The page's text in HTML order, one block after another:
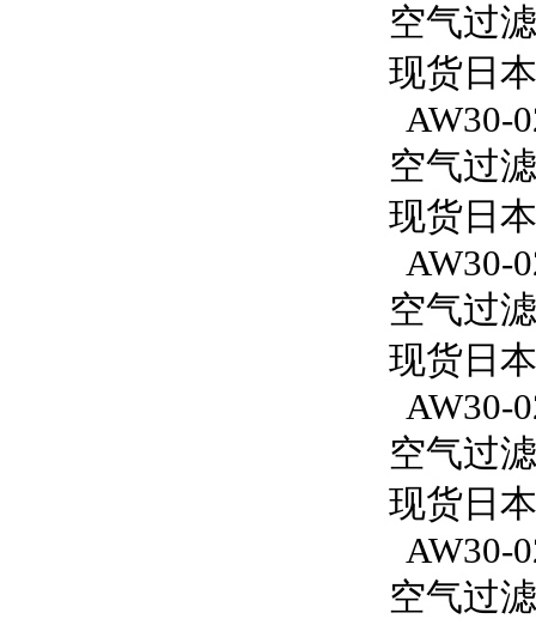
空气过
现货日
AW30-
空气过
现货日
AW30-
空气过
现货日
AW30-
空气过
现货日
AW30-
空气过